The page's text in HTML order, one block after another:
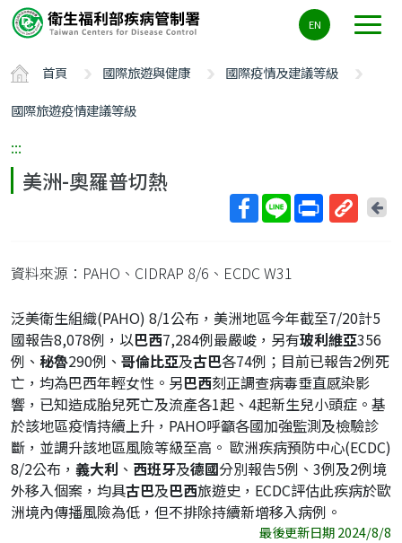
要
容
ALT+C
EN
首頁 國際旅遊與健康
國際疫情及建議等級
國際旅遊疫情建議等級
:::
美洲-奧羅普切熱
址
回
資料來源：PAHO、CIDRAP 8/6、ECDC W31
泛美衛生組織(PAHO) 8/1公布，美洲地區今年截至7/20計5
國報告8,078例，以巴西7,284例最嚴峻，另有玻利維亞356
例、 秘魯290例、 哥倫比亞及古巴各74例；目前已報告2例死
亡，均為巴西年輕女性。另巴西刻正調查病毒垂直感染影
響，已知造成胎兒死亡及流產各1起、4起新生兒小頭症。基
於該地區疫情持續上升，PAHO呼籲各國加強監測及檢驗診
斷，並調升該地區風險等級至高。 歐洲疾病預防中心(ECDC)
8/2公布， 義大利 、 西班牙及德國分別報告5例、3例及2例境
外移入個案，均具古巴及巴西旅遊史，ECDC評估此疾病於歐
洲境內傳播風險為低，但不排除持續新增移入病例。
最後更新日期 2024/8/8